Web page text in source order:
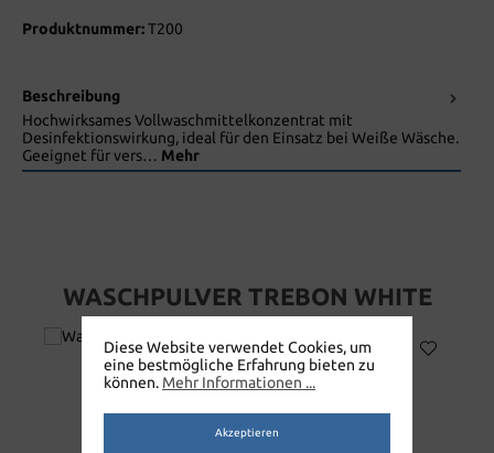
Produktnummer:T200
Beschreibung
Hochwirksames Vollwaschmittelkonzentrat mit
Desinfektionswirkung, ideal für den Einsatz bei Weiße Wäsche.
Geeignet für vers… Mehr
WASCHPULVER TREBON WHITE
Diese Website verwendet Cookies, um
eine bestmögliche Erfahrung bieten zu
können. Mehr Informationen ...
Akzeptieren